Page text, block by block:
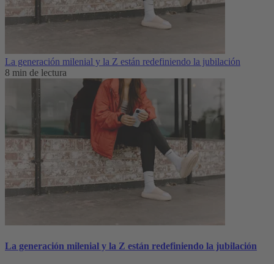
La generación milenial y la Z están redefiniendo la jubilación
8 min de lectura
La generación milenial y la Z están redefiniendo la jubilación